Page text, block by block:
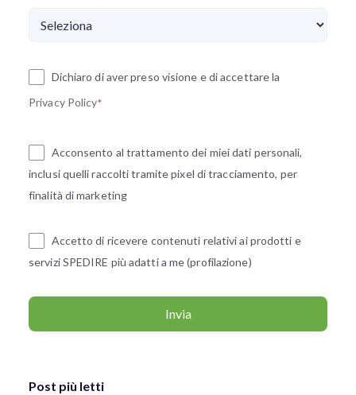
Dichiaro di aver preso visione e di accettare la
Privacy Policy*
Acconsento al trattamento dei miei dati personali,
inclusi quelli raccolti tramite pixel di tracciamento, per
finalità di marketing
Accetto di ricevere contenuti relativi ai prodotti e
servizi SPEDIRE più adatti a me (profilazione)
Post più letti